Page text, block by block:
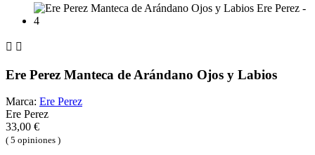
 
Ere Perez Manteca de Arándano Ojos y Labios
Marca: Ere Perez
Ere Perez
33,00 €
( 5 opiniones )